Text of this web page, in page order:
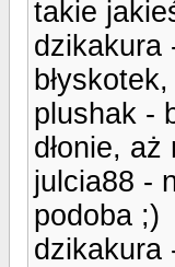
takie
dzikakura
plushak -
dłonie,
julcia88 -
podoba ;)
dzikakura